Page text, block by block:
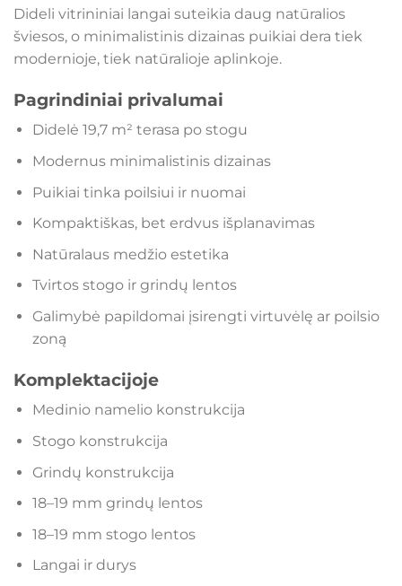
Dideli vitrininiai langai suteikia daug natūralios
šviesos, o minimalistinis dizainas puikiai dera tiek
modernioje, tiek natūralioje aplinkoje.
Pagrindiniai privalumai
Didelė 19,7 m² terasa po stogu
Modernus minimalistinis dizainas
Puikiai tinka poilsiui ir nuomai
Kompaktiškas, bet erdvus išplanavimas
Natūralaus medžio estetika
Tvirtos stogo ir grindų lentos
Galimybė papildomai įsirengti virtuvėlę ar poilsio
zoną
Komplektacijoje
Medinio namelio konstrukcija
Stogo konstrukcija
Grindų konstrukcija
18–19 mm grindų lentos
18–19 mm stogo lentos
Langai ir durys